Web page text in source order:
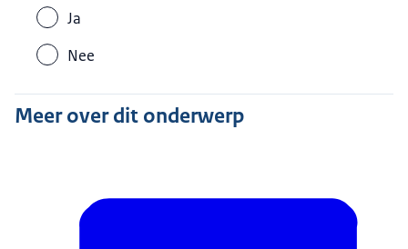
Ja
Nee
Meer over dit onderwerp